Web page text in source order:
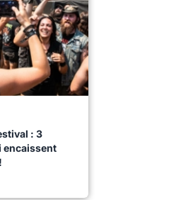
: 3
encaissent